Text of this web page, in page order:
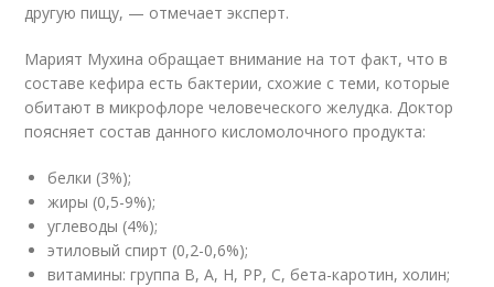
другую пищу, — отмечает эксперт.
Марият Мухина обращает внимание на тот факт, что в
составе кефира есть бактерии, схожие с теми, которые
обитают в микрофлоре человеческого желудка. Доктор
поясняет состав данного кисломолочного продукта:
белки (3%);⠀
жиры (0,5-9%);⠀
углеводы (4%);⠀
этиловый спирт (0,2-0,6%);⠀
витамины: группа В, А, Н, РР, С, бета-каротин, холин;⠀